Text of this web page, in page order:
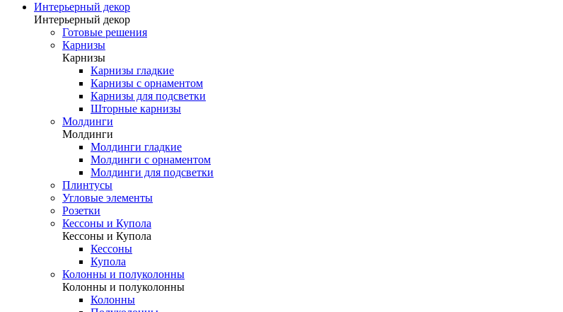
Интерьерный декор
Интерьерный декор
Готовые решения
Карнизы
Карнизы
Карнизы гладкие
Карнизы с орнаментом
Карнизы для подсветки
Шторные карнизы
Молдинги
Молдинги
Молдинги гладкие
Молдинги с орнаментом
Молдинги для подсветки
Плинтусы
Угловые элементы
Розетки
Кессоны и Купола
Кессоны и Купола
Кессоны
Купола
Колонны и полуколонны
Колонны и полуколонны
Колонны